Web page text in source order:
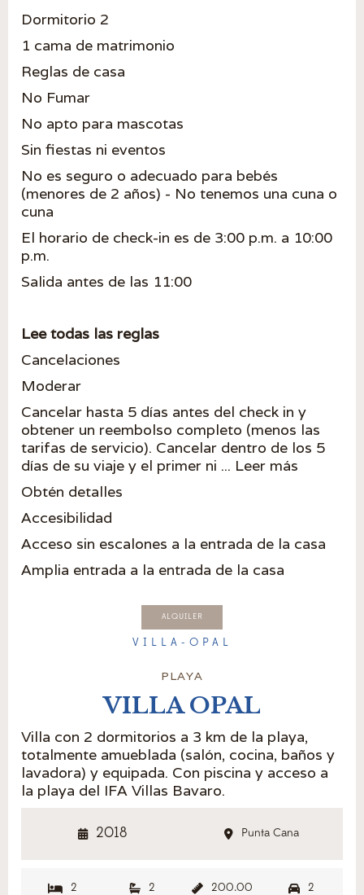
Dormitorio 2
1 cama de matrimonio
Reglas de casa
No Fumar
No apto para mascotas
Sin fiestas ni eventos
No es seguro o adecuado para bebés
(menores de 2 años) - No tenemos una cuna o
cuna
El horario de check-in es de 3:00 p.m. a 10:00
p.m.
Salida antes de las 11:00
Lee todas las reglas
Cancelaciones
Moderar
Cancelar hasta 5 días antes del check in y
obtener un reembolso completo (menos las
tarifas de servicio). Cancelar dentro de los 5
días de su viaje y el primer ni ... Leer más
Obtén detalles
Accesibilidad
Acceso sin escalones a la entrada de la casa
Amplia entrada a la entrada de la casa
ALQUILER
VILLA-OPAL
PLAYA
VILLA OPAL
Villa con 2 dormitorios a 3 km de la playa,
totalmente amueblada (salón, cocina, baños y
lavadora) y equipada. Con piscina y acceso a
la playa del IFA Villas Bavaro.
 2018  Punta Cana
 2  2  200.00  2